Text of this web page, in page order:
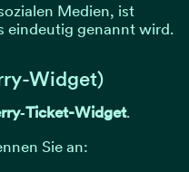
Medien, ist
eindeutig genannt wird.
Widget)
Widget.
Sie an: